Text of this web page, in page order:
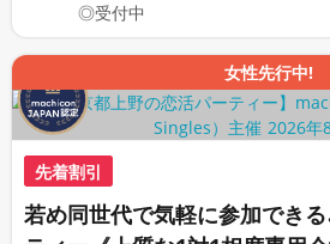
◎受付中
女性先行中!
先着割引
若め同世代で気軽に参加でき